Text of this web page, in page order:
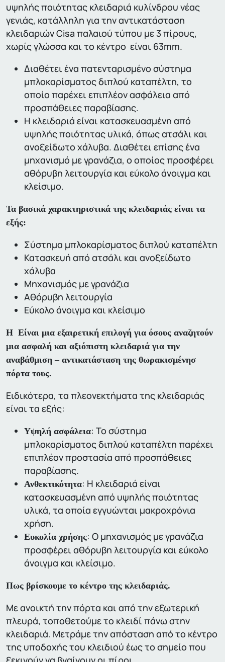
υψηλής ποιότητας κλειδαριά κυλίνδρου νέας
γενιάς, κατάλληλη για την αντικατάσταση
κλειδαριών Cisa παλαιού τύπου με 3 πίρους,
χωρίς γλώσσα και το κέντρο είναι 63mm.
Διαθέτει ένα πατενταρισμένο σύστημα
μπλοκαρίσματος διπλού καταπέλτη, το
οποίο παρέχει επιπλέον ασφάλεια από
προσπάθειες παραβίασης.
Η κλειδαριά είναι κατασκευασμένη από
υψηλής ποιότητας υλικά, όπως ατσάλι και
ανοξείδωτο χάλυβα. Διαθέτει επίσης ένα
μηχανισμό με γρανάζια, ο οποίος προσφέρει
αθόρυβη λειτουργία και εύκολο άνοιγμα και
κλείσιμο.
Τα βασικά χαρακτηριστικά της κλειδαριάς είναι τα
εξής:
Σύστημα μπλοκαρίσματος διπλού καταπέλτη
Κατασκευή από ατσάλι και ανοξείδωτο
χάλυβα
Μηχανισμός με γρανάζια
Αθόρυβη λειτουργία
Εύκολο άνοιγμα και κλείσιμο
Η Είναι μια εξαιρετική επιλογή για όσους αναζητούν
μια ασφαλή και αξιόπιστη κλειδαριά για την
αναβάθμιση – αντικατάσταση της θωρακισμένησ
πόρτα τους.
Ειδικότερα, τα πλεονεκτήματα της κλειδαριάς
είναι τα εξής:
Υψηλή ασφάλεια: Το σύστημα
μπλοκαρίσματος διπλού καταπέλτη παρέχει
επιπλέον προστασία από προσπάθειες
παραβίασης.
Ανθεκτικότητα: Η κλειδαριά είναι
κατασκευασμένη από υψηλής ποιότητας
υλικά, τα οποία εγγυώνται μακροχρόνια
χρήση.
Ευκολία χρήσης: Ο μηχανισμός με γρανάζια
προσφέρει αθόρυβη λειτουργία και εύκολο
άνοιγμα και κλείσιμο.
Πως βρίσκουμε το κέντρο της κλειδαριάς.
Με ανοικτή την πόρτα και από την εξωτερική
πλευρά, τοποθετούμε το κλειδί πάνω στην
κλειδαριά. Μετράμε την απόσταση από το κέντρο
της υποδοχής του κλειδιού έως το σημείο που